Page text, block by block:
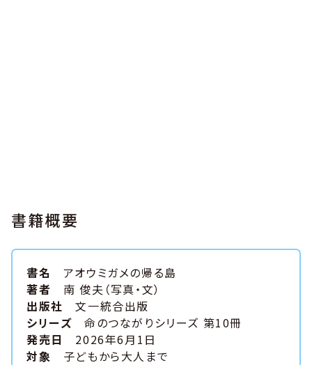
書籍概要
書名 アオウミガメの帰る島
著者 南 俊夫（写真・文）
出版社 文一統合出版
シリーズ 命のつながりシリーズ 第10冊
発売日
2026年6月1日
対象 子どもから大人まで